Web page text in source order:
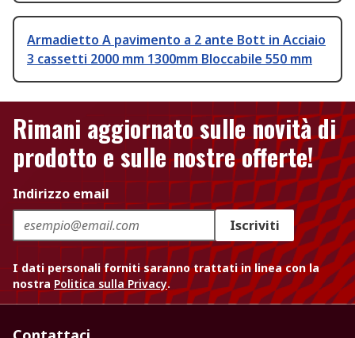
Armadietto A pavimento a 2 ante Bott in Acciaio
3 cassetti 2000 mm 1300mm Bloccabile 550 mm
Rimani aggiornato sulle novità di
prodotto e sulle nostre offerte!
Indirizzo email
Iscriviti
I dati personali forniti saranno trattati in linea con la
nostra Politica sulla Privacy.